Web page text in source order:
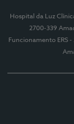
Hospital da Luz
2700-339
Funcionamento ERS -